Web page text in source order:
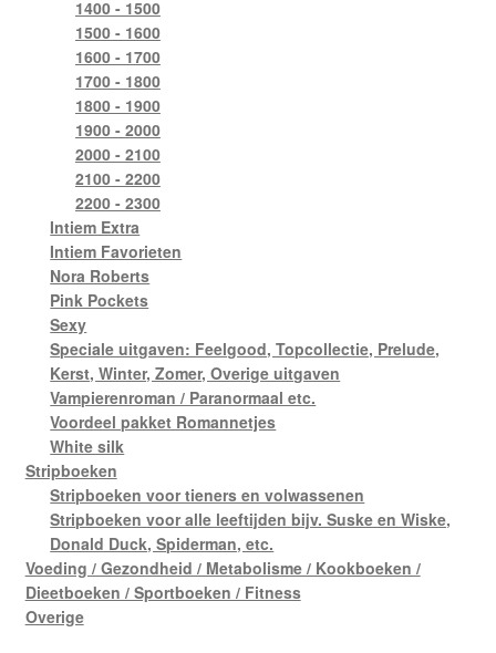
1400 - 1500
1500 - 1600
1600 - 1700
1700 - 1800
1800 - 1900
1900 - 2000
2000 - 2100
2100 - 2200
2200 - 2300
Intiem Extra
Intiem Favorieten
Nora Roberts
Pink Pockets
Sexy
Speciale uitgaven: Feelgood, Topcollectie, Prelude,
Kerst, Winter, Zomer, Overige uitgaven
Vampierenroman / Paranormaal etc.
Voordeel pakket Romannetjes
White silk
Stripboeken
Stripboeken voor tieners en volwassenen
Stripboeken voor alle leeftijden bijv. Suske en Wiske,
Donald Duck, Spiderman, etc.
Voeding / Gezondheid / Metabolisme / Kookboeken /
Dieetboeken / Sportboeken / Fitness
Overige